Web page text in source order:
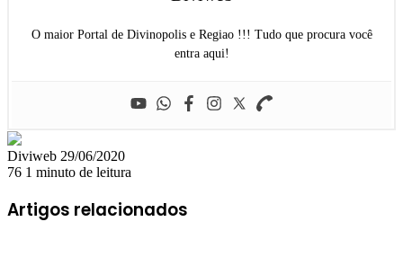
O maior Portal de Divinopolis e Regiao !!! Tudo que procura você
entra aqui!
Diviweb Mande
um
mail
29/06/2020
76 1 minuto de leitura
Artigos relacionados